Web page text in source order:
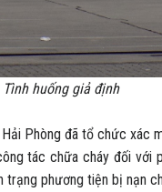
Tình huống giả định
Phòng đã tổ chức xác
tác chữa cháy đối
phương tiện bị nạn